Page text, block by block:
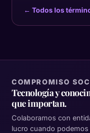
← Todos los
COMPROMISO
Tecnología y
que importan.
Colaboramos con
lucro cuando